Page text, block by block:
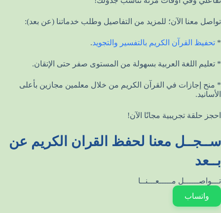
تواصل معنا الآن؛ للمزيد من التفاصيل وطلب خدماتنا (عن بعد):
* تحفيظ القرآن الكريم بالتفسير والتجويد.
* تعليم اللغة العربية بسهولة من المستوى صفر حتى الإتقان.
* منح إجازات في القرآن الكريم من خلال معلمين مجازين بأعلى
الأسانيد.
احجز حلقة تجريبية مجانًا الآن!
ســجــل معنا لحفظ القران الكريم عن
بــعد
تـــواصــــــل مـــــعـــنــا
واتساب